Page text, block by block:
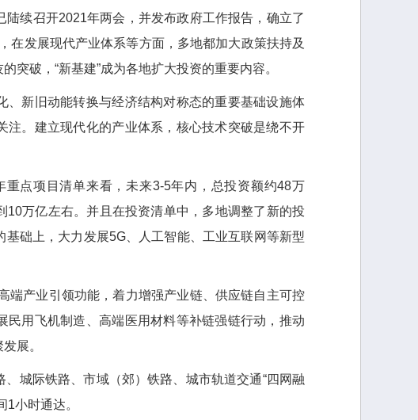
续召开2021年两会，并发布政府工作报告，确立了
在发展现代产业体系等方面，多地都加大政策扶持及
突破，“新基建”成为各地扩大投资的重要内容。
新旧动能转换与经济结构对称态的重要基础设施体
。建立现代化的产业体系，核心技术突破是绕不开
点项目清单来看，未来3-5年内，总投资额约48万
万亿左右。并且在投资清单中，多地调整了新的投
础上，大力发展5G、人工智能、工业互联网等新型
产业引领功能，着力增强产业链、供应链自主可控
用飞机制造、高端医用材料等补链强链行动，推动
展。
际铁路、市域（郊）铁路、城市轨道交通“四网融
小时通达。